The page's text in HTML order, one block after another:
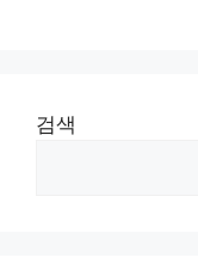
검색